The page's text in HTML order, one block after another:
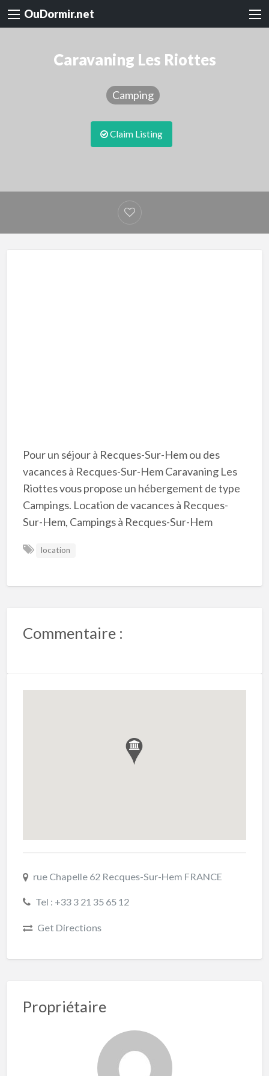
OuDormir.net
Caravaning Les Riottes
Camping
Claim Listing
Pour un séjour à Recques-Sur-Hem ou des
vacances à Recques-Sur-Hem Caravaning Les
Riottes vous propose un hébergement de type
Campings. Location de vacances à Recques-
Sur-Hem, Campings à Recques-Sur-Hem
location
Commentaire :
rue Chapelle 62 Recques-Sur-Hem FRANCE
Tel : +33 3 21 35 65 12
Get Directions
Propriétaire